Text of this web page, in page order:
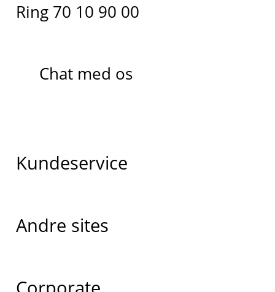
Ring 70 10 90 00
Chat med os
Kundeservice
Andre sites